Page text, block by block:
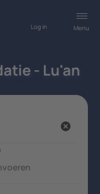
Menu
Log in
- Lu'an